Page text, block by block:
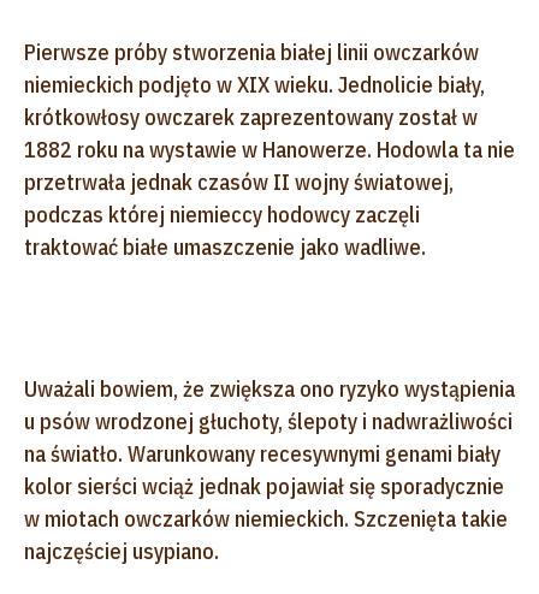
Pierwsze próby stworzenia białej linii owczarków
niemieckich podjęto w XIX wieku. Jednolicie biały,
krótkowłosy owczarek zaprezentowany został w
1882 roku na wystawie w Hanowerze. Hodowla ta nie
przetrwała jednak czasów II wojny światowej,
podczas której niemieccy hodowcy zaczęli
traktować białe umaszczenie jako wadliwe.
Uważali bowiem, że zwiększa ono ryzyko wystąpienia
u psów wrodzonej głuchoty, ślepoty i nadwrażliwości
na światło. Warunkowany recesywnymi genami biały
kolor sierści wciąż jednak pojawiał się sporadycznie
w miotach owczarków niemieckich. Szczenięta takie
najczęściej usypiano.